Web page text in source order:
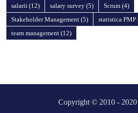
salarii (12) salary survey(5) Scrum(4)
Stakeholder Management(5) statistica PMP
team management(12)
Copyright © 2010 -